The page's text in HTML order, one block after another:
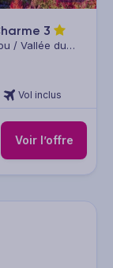
3
/ Vallée du
Marrakech
Vol inclus
Voir l’offre